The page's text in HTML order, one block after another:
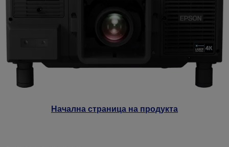
Начална страница на продукта